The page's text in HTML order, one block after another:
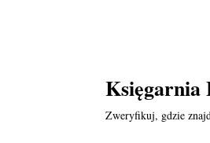
Księgarnia
Zweryfikuj, gdzie